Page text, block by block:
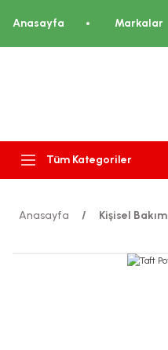
Anasayfa Markalar
Tüm Kategoriler
Anasayfa Kişisel Bakım